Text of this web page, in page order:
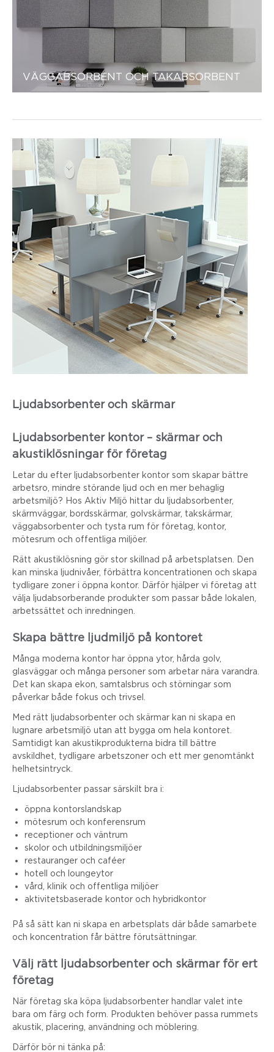
VÄGGABSORBENT OCH TAKABSORBENT
Ljudabsorbenter och skärmar
Ljudabsorbenter kontor – skärmar och
akustiklösningar för företag
Letar du efter ljudabsorbenter kontor som skapar bättre
arbetsro, mindre störande ljud och en mer behaglig
arbetsmiljö? Hos Aktiv Miljö hittar du ljudabsorbenter,
skärmväggar, bordsskärmar, golvskärmar, takskärmar,
väggabsorbenter och tysta rum för företag, kontor,
mötesrum och offentliga miljöer.
Rätt akustiklösning gör stor skillnad på arbetsplatsen. Den
kan minska ljudnivåer, förbättra koncentrationen och skapa
tydligare zoner i öppna kontor. Därför hjälper vi företag att
välja ljudabsorberande produkter som passar både lokalen,
arbetssättet och inredningen.
Skapa bättre ljudmiljö på kontoret
Många moderna kontor har öppna ytor, hårda golv,
glasväggar och många personer som arbetar nära varandra.
Det kan skapa ekon, samtalsbrus och störningar som
påverkar både fokus och trivsel.
Med rätt ljudabsorbenter och skärmar kan ni skapa en
lugnare arbetsmiljö utan att bygga om hela kontoret.
Samtidigt kan akustikprodukterna bidra till bättre
avskildhet, tydligare arbetszoner och ett mer genomtänkt
helhetsintryck.
Ljudabsorbenter passar särskilt bra i:
öppna kontorslandskap
mötesrum och konferensrum
receptioner och väntrum
skolor och utbildningsmiljöer
restauranger och caféer
hotell och loungeytor
vård, klinik och offentliga miljöer
aktivitetsbaserade kontor och hybridkontor
På så sätt kan ni skapa en arbetsplats där både samarbete
och koncentration får bättre förutsättningar.
Välj rätt ljudabsorbenter och skärmar för ert
företag
När företag ska köpa ljudabsorbenter handlar valet inte
bara om färg och form. Produkten behöver passa rummets
akustik, placering, användning och möblering.
Därför bör ni tänka på: